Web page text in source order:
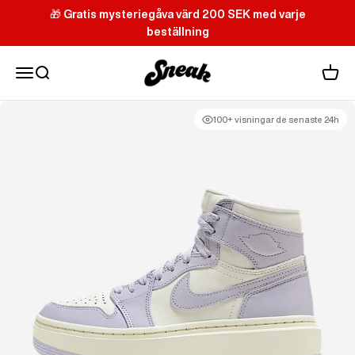
Hoppa till innehållet
🎁 Gratis mysteriegåva värd 200 SEK med varje
beställning
MenySök
Sneak
100+ visningar de senaste 24h